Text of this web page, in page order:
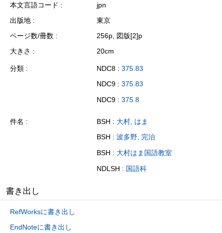
本文言語コード
jpn
出版地
東京
ページ数/冊数
256p, 図版[2]p
大きさ
20cm
分類 NDC8 : 375.83
NDC9 : 375.83
NDC9 : 375.8
件名 BSH : 大村, はま
BSH : 波多野, 完治
BSH : 大村はま国語教室
NDLSH : 国語科
書き出し
RefWorksに書き出し
EndNoteに書き出し